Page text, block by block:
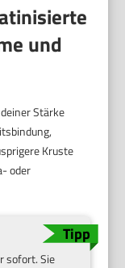
und
Stärke
Kruste
oder
sofort. Sie